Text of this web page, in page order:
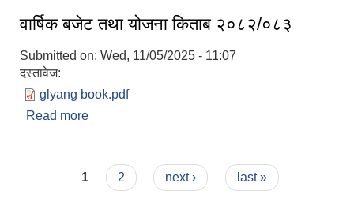
वार्षिक बजेट तथा योजना किताब २०८२/०८३
Submitted on: Wed, 11/05/2025 - 11:07
दस्तावेज:
glyang book.pdf
Read more
Pages
1 2 next › last »